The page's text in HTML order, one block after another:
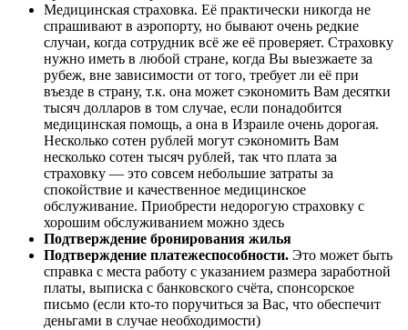
Медицинская страховка. Её практически никогда не
спрашивают в аэропорту, но бывают очень редкие
случаи, когда сотрудник всё же её проверяет. Страховку
нужно иметь в любой стране, когда Вы выезжаете за
рубеж, вне зависимости от того, требует ли её при
въезде в страну, т.к. она может сэкономить Вам десятки
тысяч долларов в том случае, если понадобится
медицинская помощь, а она в Израиле очень дорогая.
Несколько сотен рублей могут сэкономить Вам
несколько сотен тысяч рублей, так что плата за
страховку — это совсем небольшие затраты за
спокойствие и качественное медицинское
обслуживание. Приобрести недорогую страховку с
хорошим обслуживанием можно здесь
Подтверждение бронирования жилья
Подтверждение платежеспособности. Это может быть
справка с места работу с указанием размера заработной
платы, выписка с банковского счёта, спонсорское
письмо (если кто-то поручиться за Вас, что обеспечит
деньгами в случае необходимости)